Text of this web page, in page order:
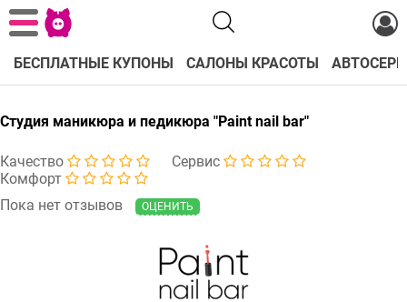
БЕСПЛАТНЫЕ КУПОНЫ САЛОНЫ КРАСОТЫ
Студия маникюра и педикюра "Paint nail bar"
Качество
Сервис
Комфорт
Пока нет отзывов
ОЦЕНИТЬ